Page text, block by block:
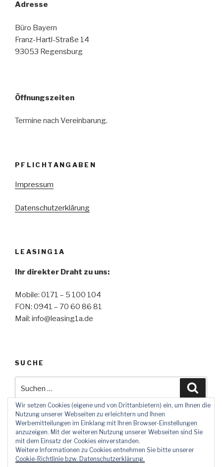
Adresse
Büro Bayern
Franz-Hartl-Straße 14
93053 Regensburg
Öffnungszeiten
Termine nach Vereinbarung.
PFLICHTANGABEN
Impressum
Datenschutzerklärung
LEASING1A
Ihr direkter Draht zu uns:
Mobile: 0171 – 5 100 104
FON: 0941 – 70 60 86 81
Mail: info@leasing1a.de
SUCHE
facebookInstagramLinkedInXing
E-
Mail
Wir setzen Cookies (eigene und von Drittanbietern) ein, um Ihnen die
Nutzung unserer Webseiten zu erleichtern und Ihnen
Werbemitteilungen im Einklang mit Ihren Browser-Einstellungen
anzuzeigen. Mit der weiteren Nutzung unserer Webseiten sind Sie
mit dem Einsatz der Cookies einverstanden.
Weitere Informationen zu Cookies entnehmen Sie bitte unserer
Cookie-Richtlinie bzw. Datenschutzerklärung.